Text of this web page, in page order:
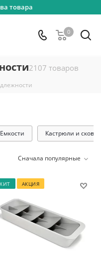
товара
0
2107 товаров
Сначала популярные
Емкости Кастрюли и
ХИТ АКЦИЯ